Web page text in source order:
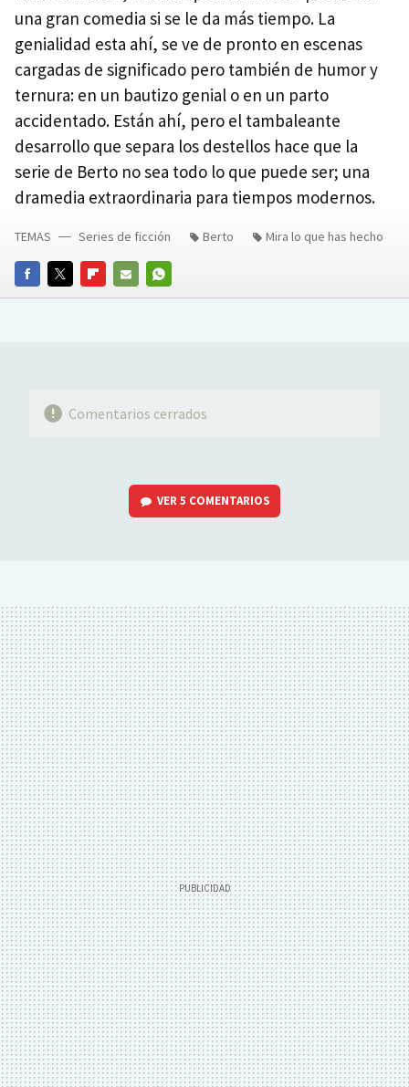
una gran comedia si se le da más tiempo. La
genialidad esta ahí, se ve de pronto en escenas
cargadas de significado pero también de humor y
ternura: en un bautizo genial o en un parto
accidentado. Están ahí, pero el tambaleante
desarrollo que separa los destellos hace que la
serie de Berto no sea todo lo que puede ser; una
dramedia extraordinaria para tiempos modernos.
FACEBOOKTWITTERFLIPBOARD
E-
WHATSAPP
TEMAS Series de ficción Berto Mira lo que has hecho
Comentarios cerrados
VER5 COMENTARIOS